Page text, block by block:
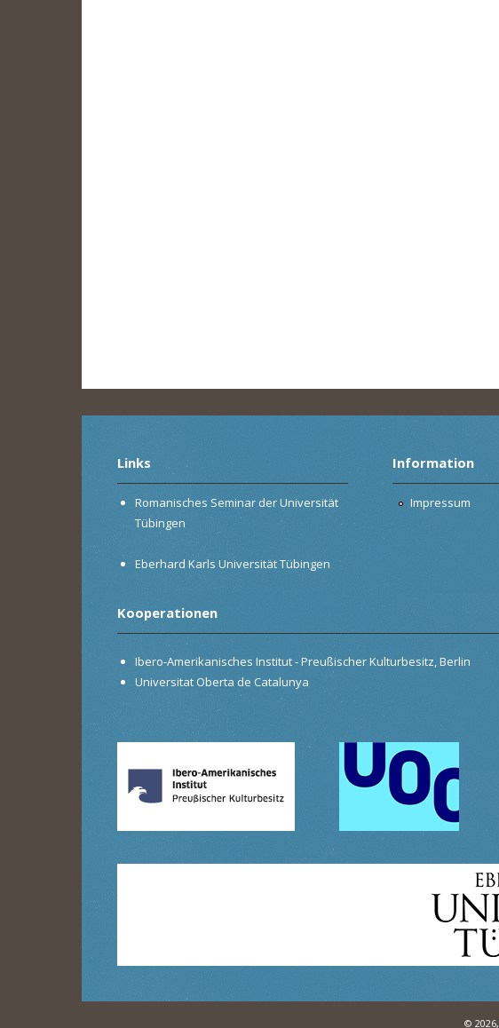
Links
Romanisches Seminar der Universität
Tübingen
Eberhard Karls Universität Tübingen
Information
Impressum
Kooperationen
Ibero-Amerikanisches Institut - Preußischer Kulturbesitz, Berlin
Universitat Oberta de Catalunya
© 2026,